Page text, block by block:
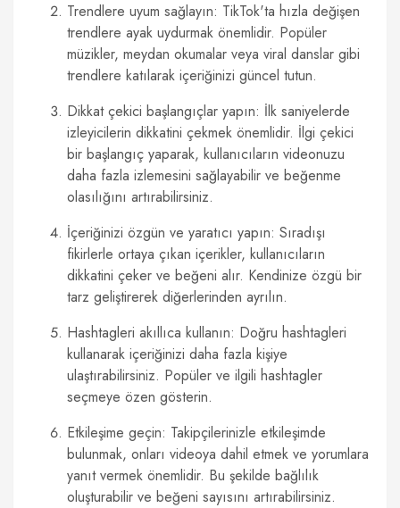
Trendlere uyum sağlayın: TikTok'ta hızla değişen
trendlere ayak uydurmak önemlidir. Popüler
müzikler, meydan okumalar veya viral danslar gibi
trendlere katılarak içeriğinizi güncel tutun.
Dikkat çekici başlangıçlar yapın: İlk saniyelerde
izleyicilerin dikkatini çekmek önemlidir. İlgi çekici
bir başlangıç yaparak, kullanıcıların videonuzu
daha fazla izlemesini sağlayabilir ve beğenme
olasılığını artırabilirsiniz.
İçeriğinizi özgün ve yaratıcı yapın: Sıradışı
fikirlerle ortaya çıkan içerikler, kullanıcıların
dikkatini çeker ve beğeni alır. Kendinize özgü bir
tarz geliştirerek diğerlerinden ayrılın.
Hashtagleri akıllıca kullanın: Doğru hashtagleri
kullanarak içeriğinizi daha fazla kişiye
ulaştırabilirsiniz. Popüler ve ilgili hashtagler
seçmeye özen gösterin.
Etkileşime geçin: Takipçilerinizle etkileşimde
bulunmak, onları videoya dahil etmek ve yorumlara
yanıt vermek önemlidir. Bu şekilde bağlılık
oluşturabilir ve beğeni sayısını artırabilirsiniz.